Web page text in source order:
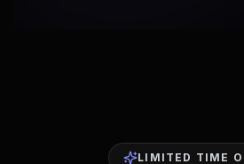
LIMITED TIME